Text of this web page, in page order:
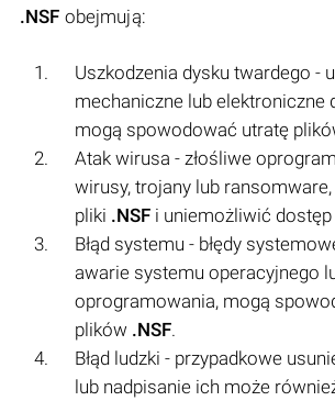
.NSF obejmują:
Uszkodzenia dysku twardego -
mechaniczne lub elektroniczne
mogą spowodować utratę
Atak wirusa - złośliwe
wirusy, trojany lub
pliki .NSF i uniemożliwić dostęp
Błąd systemu - błędy
awarie systemu operacyjnego
oprogramowania, mogą
plików .NSF.
Błąd ludzki - przypadkowe
lub nadpisanie ich może